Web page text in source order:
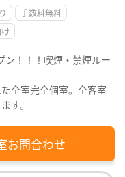
手数料無料
ン！！！喫煙・禁煙ルー
全室完全個室。全客室
す。
お問合わせ